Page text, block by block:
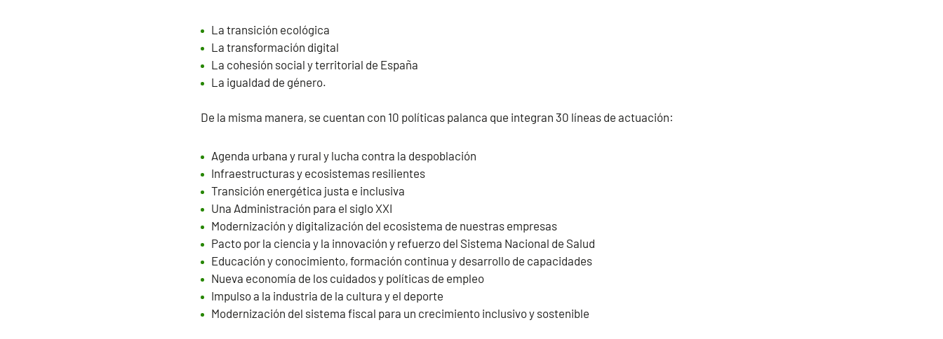
La transición ecológica
La transformación digital
La cohesión social y territorial de España
La igualdad de género.
De la misma manera, se cuentan con 10 políticas palanca que integran 30 líneas de actuación:
Agenda urbana y rural y lucha contra la despoblación
Infraestructuras y ecosistemas resilientes
Transición energética justa e inclusiva
Una Administración para el siglo XXI
Modernización y digitalización del ecosistema de nuestras empresas
Pacto por la ciencia y la innovación y refuerzo del Sistema Nacional de Salud
Educación y conocimiento, formación continua y desarrollo de capacidades
Nueva economía de los cuidados y políticas de empleo
Impulso a la industria de la cultura y el deporte
Modernización del sistema fiscal para un crecimiento inclusivo y sostenible